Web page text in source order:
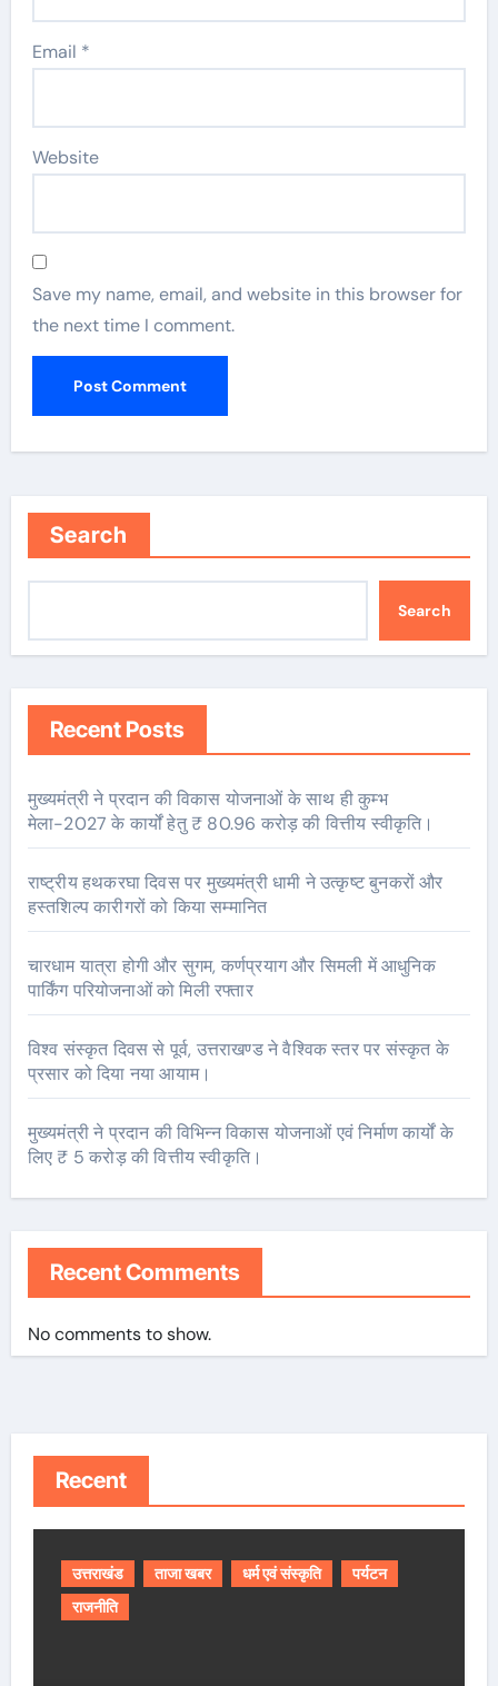
Email *
Website
Save my name, email, and website in this browser for
the next time I comment.
Search
Search
Recent Posts
मुख्यमंत्री ने प्रदान की विकास योजनाओं के साथ ही कुम्भ
मेला-2027 के कार्यों हेतु ₹ 80.96 करोड़ की वित्तीय स्वीकृति।
राष्ट्रीय हथकरघा दिवस पर मुख्यमंत्री धामी ने उत्कृष्ट बुनकरों और
हस्तशिल्प कारीगरों को किया सम्मानित
चारधाम यात्रा होगी और सुगम, कर्णप्रयाग और सिमली में आधुनिक
पार्किंग परियोजनाओं को मिली रफ्तार
विश्व संस्कृत दिवस से पूर्व, उत्तराखण्ड ने वैश्विक स्तर पर संस्कृत के
प्रसार को दिया नया आयाम।
मुख्यमंत्री ने प्रदान की विभिन्न विकास योजनाओं एवं निर्माण कार्यों के
लिए ₹ 5 करोड़ की वित्तीय स्वीकृति।
Recent Comments
No comments to show.
Recent
उत्तराखंड ताजा खबर धर्म एवं संस्कृति
पर्यटन
राजनीति